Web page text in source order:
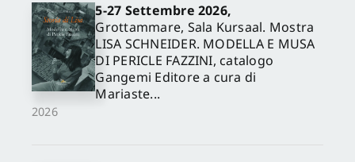
2026
5-27 Settembre 2026,
Grottammare, Sala Kursaal. Mostra
LISA SCHNEIDER. MODELLA E MUSA
DI PERICLE FAZZINI, catalogo
Gangemi Editore a cura di
Mariaste...